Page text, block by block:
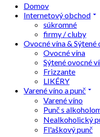
Domov
Internetový obchod
súkromné
firmy / cluby
Ovocné vína & Sýtené
Ovocné vína
Sýtené ovocné
Frizzante
LIKÉRY
Varené víno a punč
Varené víno
Punč s
Nealkoholický
Fl'aškový punč